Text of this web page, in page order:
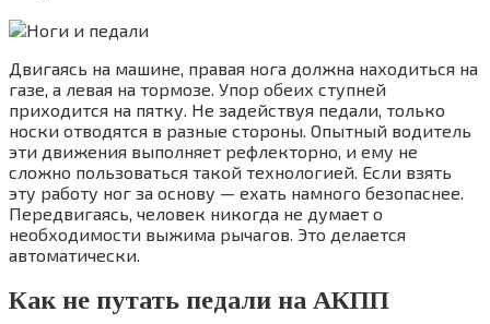
Двигаясь на машине, правая нога должна находиться на
газе, а левая на тормозе. Упор обеих ступней
приходится на пятку. Не задействуя педали, только
носки отводятся в разные стороны. Опытный водитель
эти движения выполняет рефлекторно, и ему не
сложно пользоваться такой технологией. Если взять
эту работу ног за основу — ехать намного безопаснее.
Передвигаясь, человек никогда не думает о
необходимости выжима рычагов. Это делается
автоматически.
Как не путать педали на АКПП